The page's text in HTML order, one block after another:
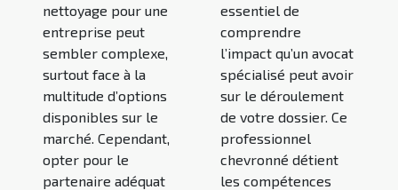
nettoyage pour une
entreprise peut
sembler complexe,
surtout face à la
multitude d’options
disponibles sur le
marché. Cependant,
opter pour le
partenaire adéquat
essentiel de
comprendre
l’impact qu’un avocat
spécialisé peut avoir
sur le déroulement
de votre dossier. Ce
professionnel
chevronné détient
les compétences